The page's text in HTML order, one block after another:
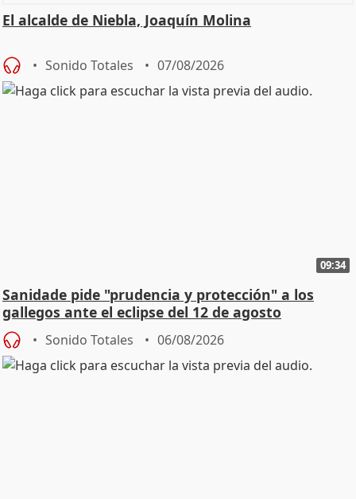
El alcalde de Niebla, Joaquín Molina
Sonido Totales 07/08/2026
09:34
Sanidade pide "prudencia y protección" a los
gallegos ante el eclipse del 12 de agosto
Sonido Totales 06/08/2026